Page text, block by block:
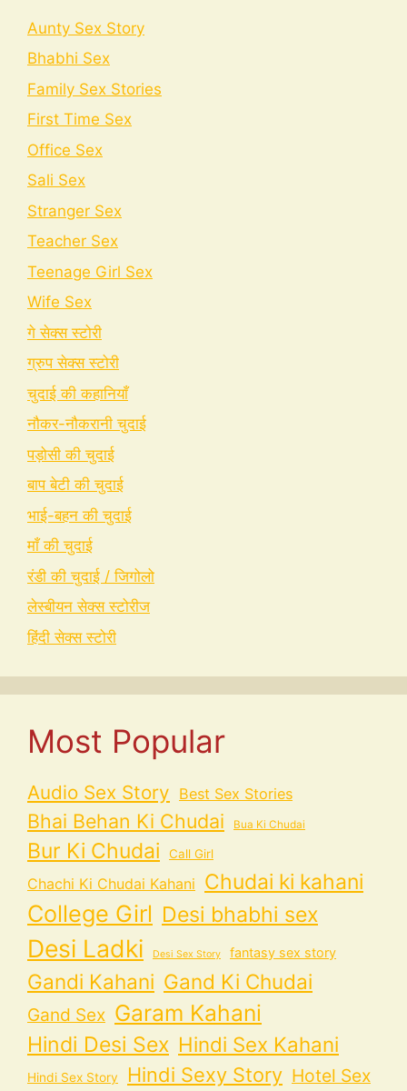
Aunty Sex Story
Bhabhi Sex
Family Sex Stories
First Time Sex
Office Sex
Sali Sex
Stranger Sex
Teacher Sex
Teenage Girl Sex
Wife Sex
गे सेक्स स्टोरी
ग्रुप सेक्स स्टोरी
चुदाई की कहानियाँ
नौकर-नौकरानी चुदाई
पड़ोसी की चुदाई
बाप बेटी की चुदाई
भाई-बहन की चुदाई
माँ की चुदाई
रंडी की चुदाई / जिगोलो
लेस्बीयन सेक्स स्टोरीज
हिंदी सेक्स स्टोरी
Most Popular
Audio Sex Story Best Sex Stories
Bhai Behan Ki Chudai Bua Ki Chudai
Bur Ki Chudai Call Girl
Chachi Ki Chudai Kahani Chudai ki kahani
College Girl Desi bhabhi sex
Desi Ladki Desi Sex Story fantasy sex story
Gandi Kahani Gand Ki Chudai
Gand Sex Garam Kahani
Hindi Desi Sex Hindi Sex Kahani
Hindi Sex Story Hindi Sexy Story Hotel Sex